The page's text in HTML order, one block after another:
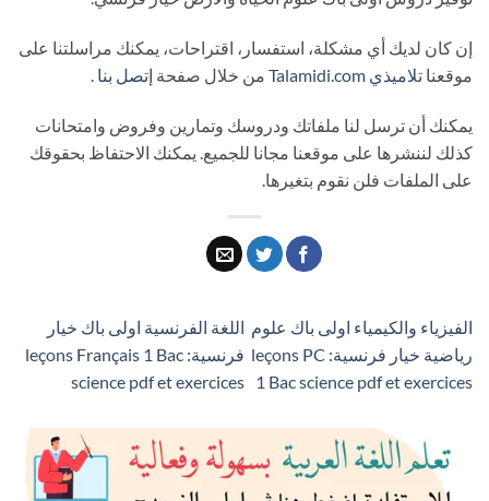
إن كان لديك أي مشكلة، استفسار، اقتراحات، يمكنك مراسلتنا على
موقعنا تلاميذي Talamidi.com من خلال صفحة إتصل بنا .
يمكنك أن ترسل لنا ملفاتك ودروسك وتمارين وفروض وامتحانات
كذلك لننشرها على موقعنا مجانا للجميع. يمكنك الاحتفاظ بحقوقك
على الملفات فلن نقوم بتغيرها.
الفيزياء والكيمياء اولى باك علوم
رياضية خيار فرنسية: leçons PC
1 Bac science pdf et exercices
اللغة الفرنسية اولى باك خيار
فرنسية: leçons Français 1 Bac
science pdf et exercices